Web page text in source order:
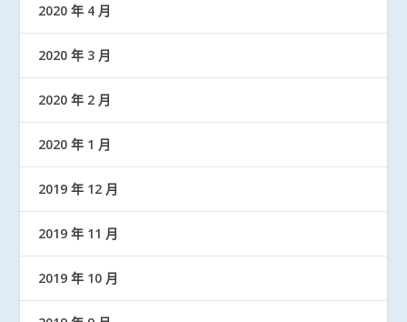
2020 年 4 月
2020 年 3 月
2020 年 2 月
2020 年 1 月
2019 年 12 月
2019 年 11 月
2019 年 10 月